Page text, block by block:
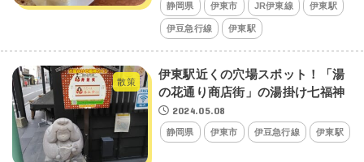
静岡県 伊東市 JR伊東線 伊東駅
伊豆急行線 伊東駅
散策
伊東駅近くの穴場スポット！「湯
の花通り商店街」の湯掛け七福神
2024.05.08
静岡県 伊東市 伊豆急行線 伊東駅